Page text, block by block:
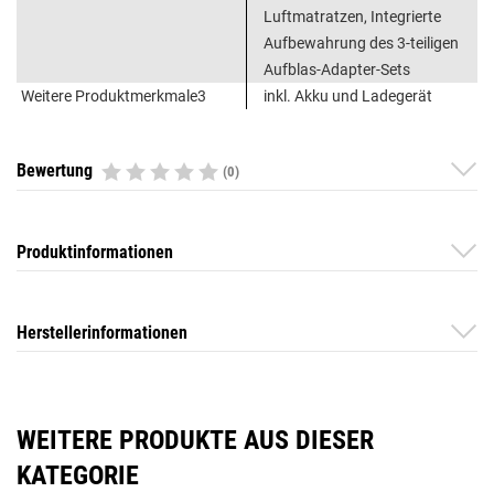
Luftmatratzen, Integrierte
Aufbewahrung des 3-teiligen
Aufblas-Adapter-Sets
Weitere Produktmerkmale3
inkl. Akku und Ladegerät
Bewertung (0)
Produktinformationen
Herstellerinformationen
WEITERE PRODUKTE AUS DIESER
KATEGORIE